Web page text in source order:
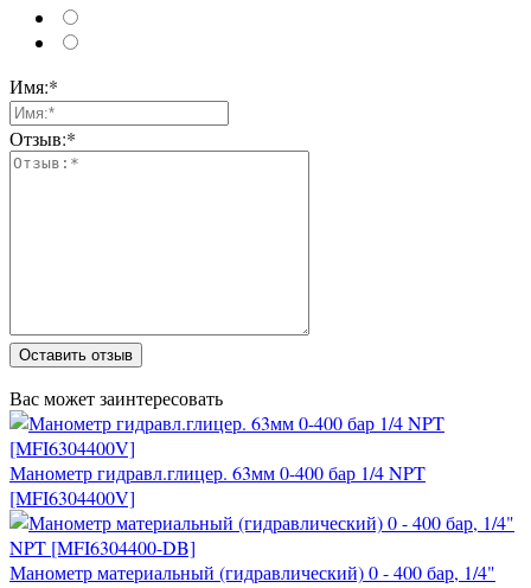
Имя:*
Отзыв:*
Оставить отзыв
Вас может заинтересовать
Манометр гидравл.глицер. 63мм 0-400 бар 1/4 NPT
[MFI6304400V]
Манометр материальный (гидравлический) 0 - 400 бар, 1/4"